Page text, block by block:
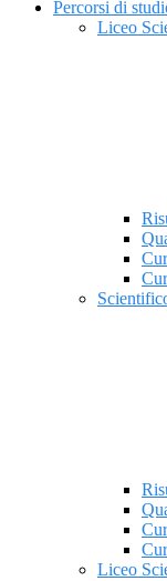
Percorsi di
Liceo
Liceo